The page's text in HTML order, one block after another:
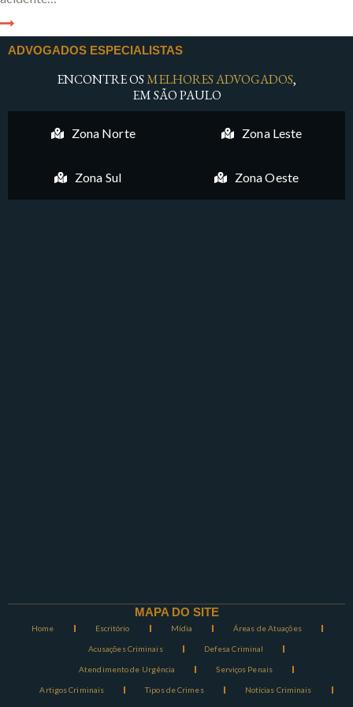
ADVOGADOS ESPECIALISTAS
ENCONTRE OSMELHORES ADVOGADOS,
EM SÃO PAULO
Zona Norte Zona Leste
Zona Sul Zona Oeste
MAPA DO SITE
Home Escritório Mídia Áreas de Atuações
Acusações Criminais Defesa Criminal
Atendimento de Urgência Serviços Penais
Artigos Criminais Tipos de Crimes Notícias Criminais